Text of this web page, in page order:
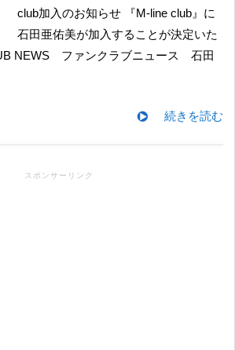
club加入のお知らせ 『M-line club』に
石田亜佑美が加入することが決定いた
NEWS ファンクラブニュース 石田
続きを読む
スポンサーリンク